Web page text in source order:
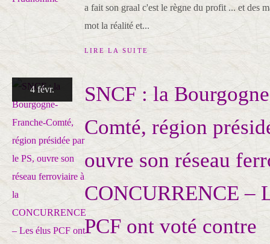
a fait son graal c'est le règne du profit ... et des
mot la réalité et...
LIRE LA SUITE
4 févr.
SNCF : la
Comté, région
ouvre son réseau
CONCURRENCE –
PCF ont voté contre